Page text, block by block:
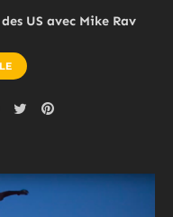
US avec Mike Rav